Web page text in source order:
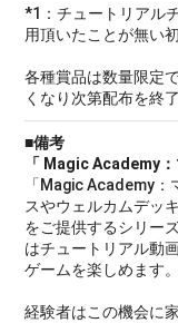
*1：チュートリアル
用頂いたことが無い
各種賞品は数量限定
くなり次第配布を終
■備考
「 Magic Academy
「Magic Academy
スやウェルカムデッ
をご提供するシリー
はチュートリアル動
ゲームを楽しめます。
経験者はこの機会に